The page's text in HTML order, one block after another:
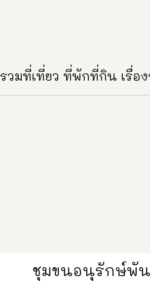
รวมที่เที่ยว ที่พักที่กิน เรื่อง
ชุมขนอนุรักษ์พั